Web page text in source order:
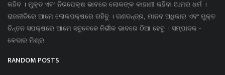
କହିବ । ମୁକ୍ତ ଏବଂ ନିରପେକ୍ଷ ଭାବରେ ଲୋକଙ୍କ କାହାଣୀ କହିବା ଆମର ଧର୍ମ ।
ରାଜନୀତିରେ ଆମେ ଲୋକପକ୍ଷରେ ରହିବୁ । ଗଣତନ୍ତ୍ର, ମାନବ ଅଧିକାର ଏବଂ ମୁକ୍ତ
ଚିନ୍ତନ ସପକ୍ଷରେ ଆମେ ସବୁବେଳେ ନିର୍ଭୀକ ଭାବରେ ଠିଆ ହେବୁ । ସମ୍ପାଦକ -
କେଦାର ମିଶ୍ର
RANDOM POSTS